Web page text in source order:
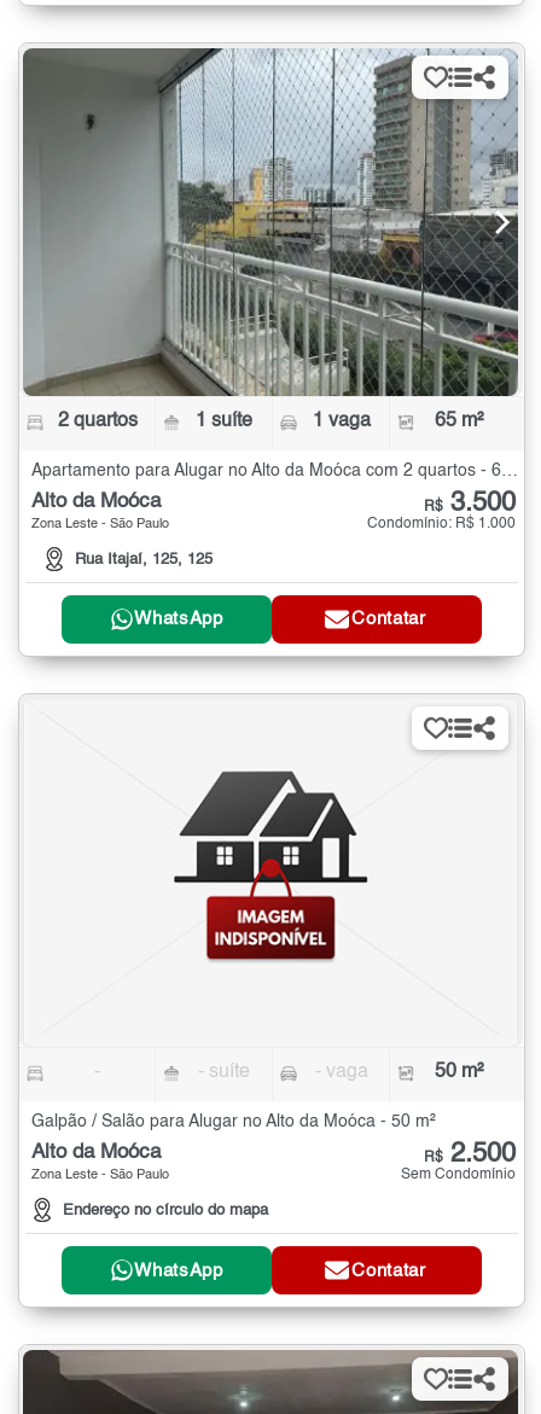
2 quartos 1 suíte 1 vaga 65 m²
Alto da Moóca
Zona Leste - São Paulo
Rua Itajaí, 125, 125
R$ 3.500
Condomínio: R$ 1.000
WhatsApp Contatar
- - suíte - vaga 50 m²
Galpão / Salão para Alugar no Alto da Moóca - 50 m²
Alto da Moóca
Zona Leste - São Paulo
Endereço no círculo do mapa
R$ 2.500
Sem Condomínio
WhatsApp Contatar